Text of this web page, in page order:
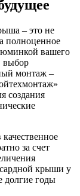
– это не
полноценное
вашего
выбор
монтаж –
создания
за счет
крыши у
долгие годы